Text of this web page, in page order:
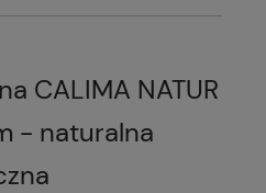
CALIMA NATUR
- naturalna